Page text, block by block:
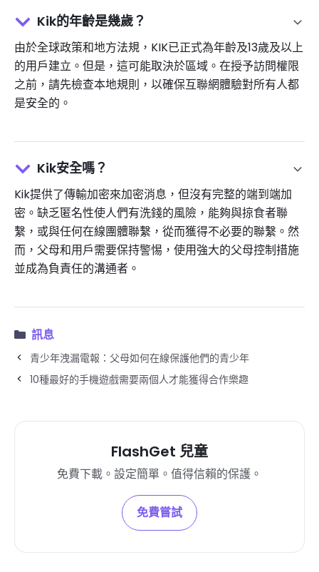
Kik的年齡是幾歲？
由於全球政策和地方法規，KIK已正式為年齡及13歲及以上
的用戶建立。但是，這可能取決於區域。在授予訪問權限
之前，請先檢查本地規則，以確保互聯網體驗對所有人都
是安全的。
Kik安全嗎？
Kik提供了傳輸加密來加密消息，但沒有完整的端到端加
密。缺乏匿名性使人們有洗錢的風險，能夠與掠食者聯
繫，或與任何在線團體聯繫，從而獲得不必要的聯繫。然
而，父母和用戶需要保持警惕，使用強大的父母控制措施
並成為負責任的溝通者。
訊息
青少年洩漏電報：父母如何在線保護他們的青少年
10種最好的手機遊戲需要兩個人才能獲得合作樂趣
FlashGet 兒童
免費下載。設定簡單。值得信賴的保護。
免費嘗試